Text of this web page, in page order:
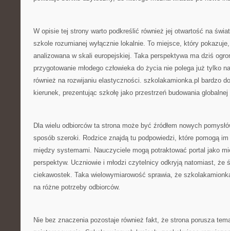
W opisie tej strony warto podkreślić również jej otwartość na
szkole rozumianej wyłącznie lokalnie. To miejsce, który
analizowana w skali europejskiej. Taka perspektywa ma dziś
przygotowanie młodego człowieka do życia nie polega już tylko
również na rozwijaniu elastyczności. szkolakamionka.pl bardzo
kierunek, prezentując szkołę jako przestrzeń budowania
Dla wielu odbiorców ta strona może być źródłem nowych
sposób szeroki. Rodzice znajdą tu podpowiedzi, które pomogą
między systemami. Nauczyciele mogą potraktować portal jako
perspektyw. Uczniowie i młodzi czytelnicy odkryją natomiast, że
ciekawostek. Taka wielowymiarowość sprawia, że
na różne potrzeby odbiorców.
Nie bez znaczenia pozostaje również fakt, że strona porusza